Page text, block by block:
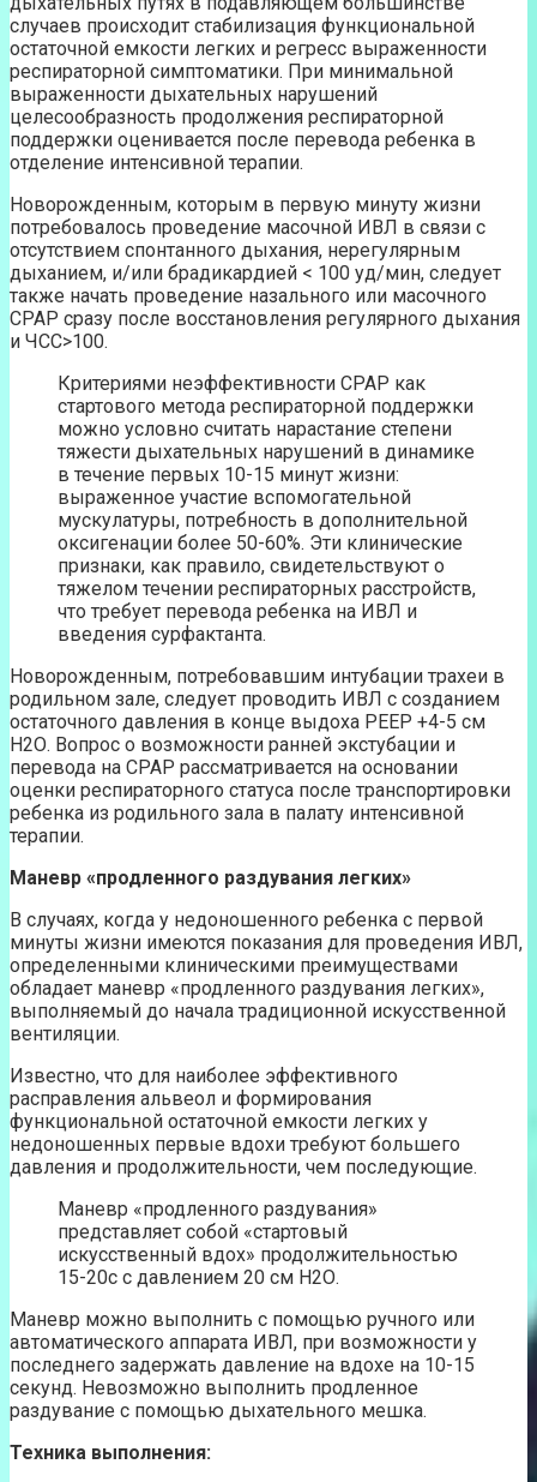
случаев происходит стабилизация функциональной
остаточной емкости легких и регресс выраженности
респираторной симптоматики. При минимальной
выраженности дыхательных нарушений
целесообразность продолжения респираторной
поддержки оценивается после перевода ребенка в
отделение интенсивной терапии.
Новорожденным, которым в первую минуту жизни
потребовалось проведение масочной ИВЛ в связи с
отсутствием спонтанного дыхания, нерегулярным
дыханием, и/или брадикардией < 100 уд/мин, следует
также начать проведение назального или масочного
СРАР сразу после восстановления регулярного дыхания
и ЧСС>100.
Критериями неэффективности СРАР как
стартового метода респираторной поддержки
можно условно считать нарастание степени
тяжести дыхательных нарушений в динамике
в течение первых 10-15 минут жизни:
выраженное участие вспомогательной
мускулатуры, потребность в дополнительной
оксигенации более 50-60%. Эти клинические
признаки, как правило, свидетельствуют о
тяжелом течении респираторных расстройств,
что требует перевода ребенка на ИВЛ и
введения сурфактанта.
Новорожденным, потребовавшим интубации трахеи в
родильном зале, следует проводить ИВЛ с созданием
остаточного давления в конце выдоха РЕЕР +4-5 см
Н2О. Вопрос о возможности ранней экстубации и
перевода на СРАР рассматривается на основании
оценки респираторного статуса после транспортировки
ребенка из родильного зала в палату интенсивной
терапии.
Маневр «продленного раздувания легких»
В случаях, когда у недоношенного ребенка с первой
минуты жизни имеются показания для проведения ИВЛ,
определенными клиническими преимуществами
обладает маневр «продленного раздувания легких»,
выполняемый до начала традиционной искусственной
вентиляции.
Известно, что для наиболее эффективного
расправления альвеол и формирования
функциональной остаточной емкости легких у
недоношенных первые вдохи требуют большего
давления и продолжительности, чем последующие.
Маневр «продленного раздувания»
представляет собой «стартовый
искусственный вдох» продолжительностью
15-20с с давлением 20 см Н2О.
Маневр можно выполнить с помощью ручного или
автоматического аппарата ИВЛ, при возможности у
последнего задержать давление на вдохе на 10-15
секунд. Невозможно выполнить продленное
раздувание с помощью дыхательного мешка.
Техника выполнения: